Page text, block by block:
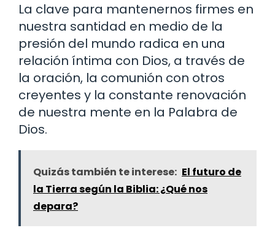
La clave para mantenernos firmes en
nuestra santidad en medio de la
presión del mundo radica en una
relación íntima con Dios, a través de
la oración, la comunión con otros
creyentes y la constante renovación
de nuestra mente en la Palabra de
Dios.
Quizás también te interese: El futuro de
la Tierra según la Biblia: ¿Qué nos
depara?